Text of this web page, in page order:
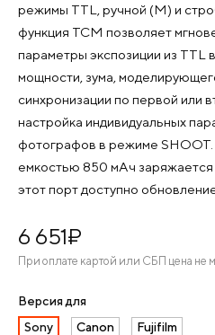
режимы TTL, ручной (M) и
функция TCM позволяет
параметры экспозиции из TTL
мощности, зума,
синхронизации по первой или
настройка индивидуальных
фотографов в режиме SHOOT.
емкостью 850 мАч
этот порт доступно
6 651¤
При оплате картой или СБП цена не
Версия для
Sony
Canon Fujifilm